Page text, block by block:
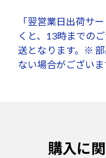
「翌営業日出荷サ
くと、13時までの
送となります。※
ない場合がございま
購入に